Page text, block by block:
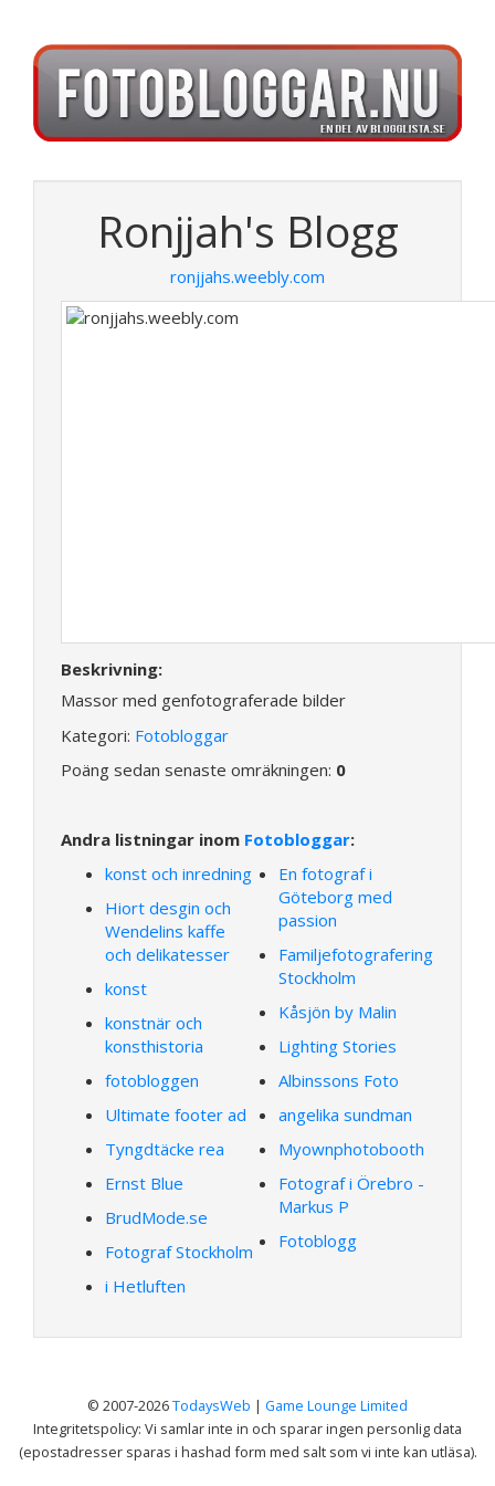
Ronjjah's Blogg
ronjjahs.weebly.com
Beskrivning:
Massor med genfotograferade bilder
Kategori: Fotobloggar
Poäng sedan senaste omräkningen: 0
Andra listningar inom Fotobloggar:
konst och inredning
Hiort desgin och
Wendelins kaffe
och delikatesser
konst
konstnär och
konsthistoria
fotobloggen
Ultimate footer ad
Tyngdtäcke rea
Ernst Blue
BrudMode.se
Fotograf Stockholm
i Hetluften
En fotograf i
Göteborg med
passion
Familjefotografering
Stockholm
Kåsjön by Malin
Lighting Stories
Albinssons Foto
angelika sundman
Myownphotobooth
Fotograf i Örebro -
Markus P
Fotoblogg
© 2007-2026TodaysWeb | Game Lounge Limited
Integritetspolicy: Vi samlar inte in och sparar ingen personlig data
(epostadresser sparas i hashad form med salt som vi inte kan utläsa).